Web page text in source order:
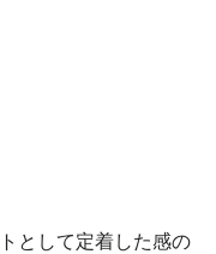
として定着した感の